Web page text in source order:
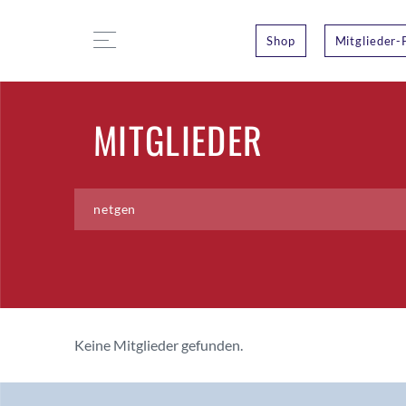
Shop Mitglieder-
MITGLIEDER
Keine Mitglieder gefunden.